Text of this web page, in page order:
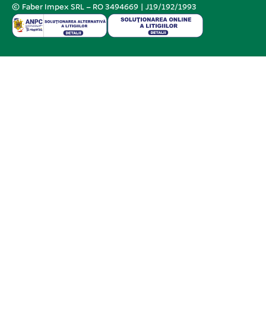
© Faber Impex SRL – RO 3494669 | J19/192/1993